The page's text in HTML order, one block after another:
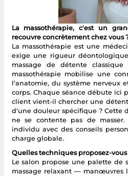
La massothérapie, c'est un
recouvre concrètement chez vous
La massothérapie est une
exige une rigueur
massage de détente
massothérapie mobilise une
l'anatomie, du système nerveux
corps. Chaque séance débute ici
client vient-il chercher une
d'une douleur spécifique ? Cette
ne se contente pas de
individu avec des conseils
charge globale.
Quelles techniques proposez-
Le salon propose une palette de
massage relaxant — manœuvres